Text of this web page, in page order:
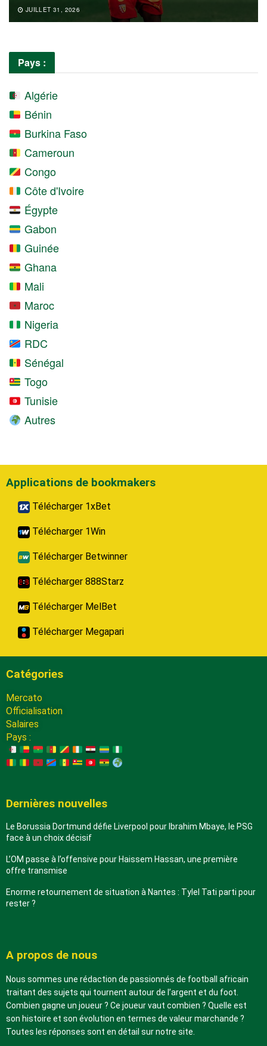
JUILLET 31, 2026
Pays :
Algérie
Bénin
Burkina Faso
Cameroun
Congo
Côte d'Ivoire
Égypte
Gabon
Guinée
Ghana
Mali
Maroc
Nigeria
RDC
Sénégal
Togo
Tunisie
Autres
Applications de bookmakers
Télécharger 1xBet
Télécharger 1Win
Télécharger Betwinner
Télécharger 888Starz
Télécharger MelBet
Télécharger Megapari
Catégories
Mercato
Officialisation
Salaires
Pays :
Dernières nouvelles
Le Borussia Dortmund défie Liverpool pour Ibrahim Mbaye, le PSG
face à un choix décisif
L’OM passe à l’offensive pour Haissem Hassan, une première
offre transmise
Enorme retournement de situation à Nantes : Tylel Tati parti pour
rester ?
A propos de nous
Nous sommes une rédaction de passionnés de football africain
traitant des sujets qui tournent autour de l’argent et du foot.
Combien gagne un joueur ? Ce joueur vaut combien ? Quelle est
son histoire et son évolution en termes de valeur marchande ?
Toutes les réponses sont en détail sur notre site.